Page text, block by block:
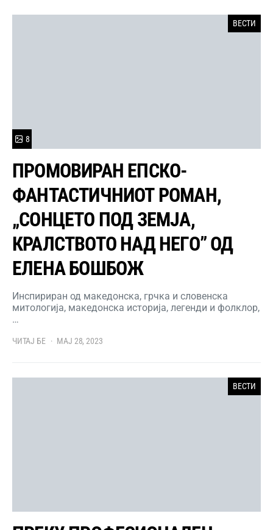
ВЕСТИ
8
ПРОМОВИРАН ЕПСКО-
ФАНТАСТИЧНИОТ РОМАН,
„СОНЦЕТО ПОД ЗЕМЈА,
КРАЛСТВОТО НАД НЕГО” ОД
ЕЛЕНА БОШБОЖ
Инспириран од македонска, грчка и словенска
митологија, македонска историја, легенди и фолклор,
…
ЧИТАЈ БЕ МАЈ 28, 2023
ВЕСТИ